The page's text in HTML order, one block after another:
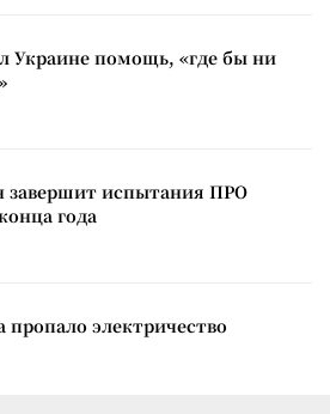
Украине помощь, «где бы ни
завершит испытания ПРО
года
пропало электричество